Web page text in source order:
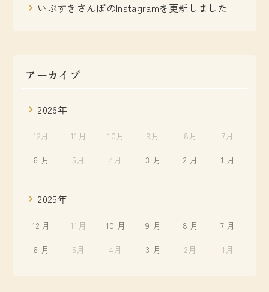
いぶすきさんぽのInstagramを更新しました
アーカイブ
2026年
12月 11月 10月 9月 8月
7月
6 月
5月 4月 3 月 2 月 1 月
2025年
12 月 11月 10 月 9 月 8 月
7 月
6 月
5月 4月 3 月 2月 1月